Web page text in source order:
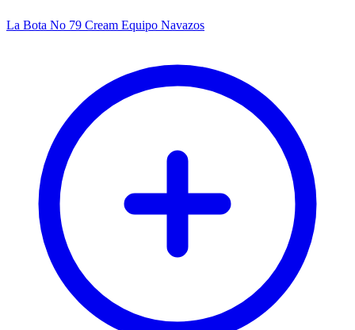
La Bota No 79 Cream Equipo Navazos